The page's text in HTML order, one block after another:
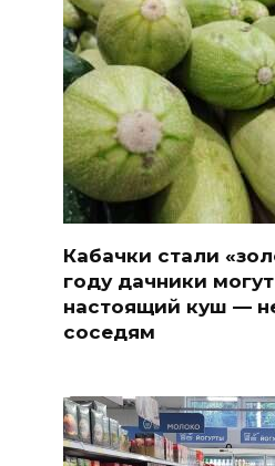
Кабачки стали
году дачники
настоящий куш —
соседям